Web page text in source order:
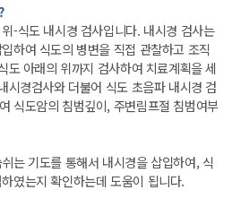
-식도 내시경 검사입니다. 내시경 검사는
하여 식도의 병변을 직접 관찰하고 조직
도 아래의 위까지 검사하여 치료계획을 세
시경검사와 더불어 식도 초음파 내시경 검
식도암의 침범깊이, 주변림프절 침범여부
는 기도를 통해서 내시경을 삽입하여, 식
였는지 확인하는데 도움이 됩니다.